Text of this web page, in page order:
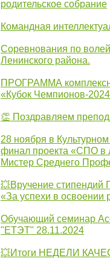
родительское собрание
Командная
Соревнования по
Ленинского района.
ПРОГРАММА
«Кубок Чемпионов-
👏 Поздравляем
28 ноября в
финал проекта «СПО в
Мистер Среднего
💥Вручение стипендий
«За успехи в освоении
Обучающий семинар
"ЕТЭТ" 28.11.2024
💥Итоги НЕДЕЛИ